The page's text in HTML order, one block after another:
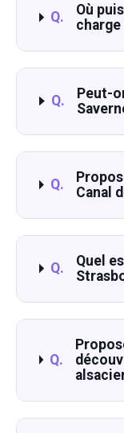
Q.
Où
charge
Q.
Peut-
Q.
Canal
Q.
Quel
Q.